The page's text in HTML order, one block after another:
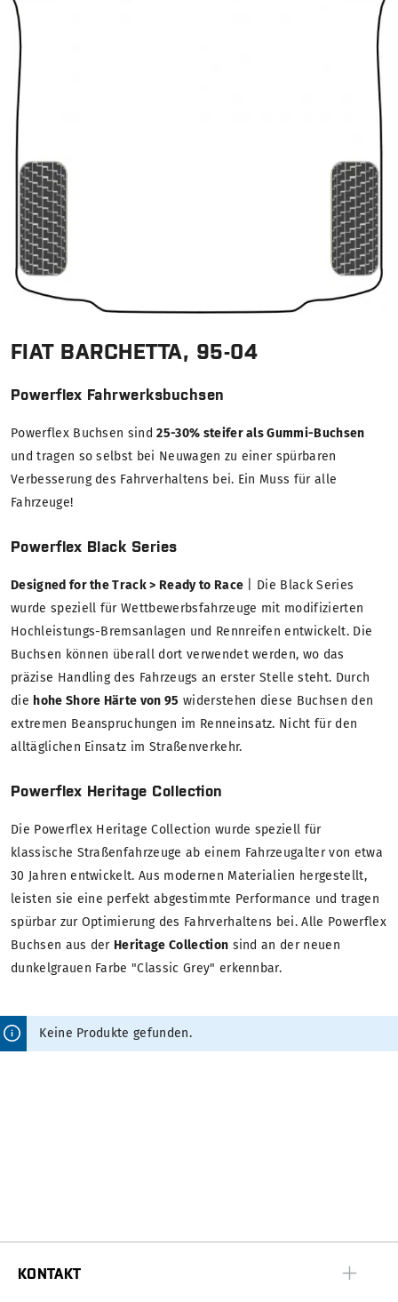
FIAT BARCHETTA, 95-04
Powerflex Fahrwerksbuchsen
Powerflex Buchsen sind25-30% steifer als Gummi-Buchsen
und tragen so selbst bei Neuwagen zu einer spürbaren
Verbesserung des Fahrverhaltens bei. Ein Muss für alle
Fahrzeuge!
Powerflex Black Series
Designed for the Track > Ready to Race | Die Black Series
wurde speziell für Wettbewerbsfahrzeuge mit modifizierten
Hochleistungs-Bremsanlagen und Rennreifen entwickelt. Die
Buchsen können überall dort verwendet werden, wo das
präzise Handling des Fahrzeugs an erster Stelle steht. Durch
die hohe Shore Härte von 95 widerstehen diese Buchsen den
extremen Beanspruchungen im Renneinsatz. Nicht für den
alltäglichen Einsatz im Straßenverkehr.
Powerflex Heritage Collection
Die Powerflex Heritage Collection wurde speziell für
klassische Straßenfahrzeuge ab einem Fahrzeugalter von etwa
30 Jahren entwickelt. Aus modernen Materialien hergestellt,
leisten sie eine perfekt abgestimmte Performance und tragen
spürbar zur Optimierung des Fahrverhaltens bei. Alle Powerflex
Buchsen aus der Heritage Collection sind an der neuen
dunkelgrauen Farbe "Classic Grey" erkennbar.
Keine Produkte gefunden.
KONTAKT